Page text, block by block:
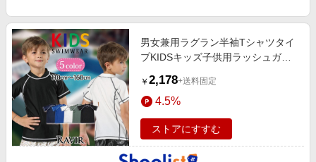
男女兼用ラグラン半袖Tシャツタイ
プKIDSキッズ子供用ラッシュガー
￥ 2,178+送料固定
4.5%
ストアにすすむ